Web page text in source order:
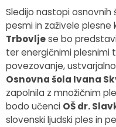
Sledijo nastopi osnovnih
pesmi in zaživele plesne
Trbovljese bo
ter energičnimi plesnimi
povezovanje,
Osnovna šola Ivana
zapolnila z množičnim
bodo učenci OŠ dr.
slovenski ljudski ples in